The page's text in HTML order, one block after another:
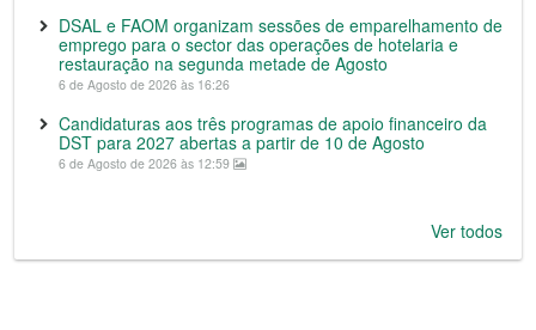
DSAL e FAOM organizam sessões de emparelhamento de
emprego para o sector das operações de hotelaria e
restauração na segunda metade de Agosto
6 de Agosto de 2026 às 16:26
Candidaturas aos três programas de apoio financeiro da
DST para 2027 abertas a partir de 10 de Agosto
6 de Agosto de 2026 às 12:59
Ver todos